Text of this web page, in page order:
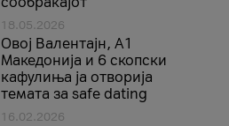
18.05.2026
Овој Валентајн, A1
Македонија и 6 скопски
кафулиња ја отворија
темата за safe dating
16.02.2026